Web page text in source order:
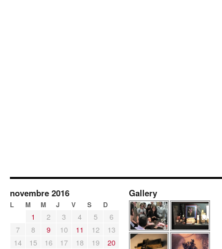
novembre 2016
L M M J V S D
1 2 3 4 5
6
7
8 9 10 11 12
13
14
15 16 17 18 19
20
Gallery